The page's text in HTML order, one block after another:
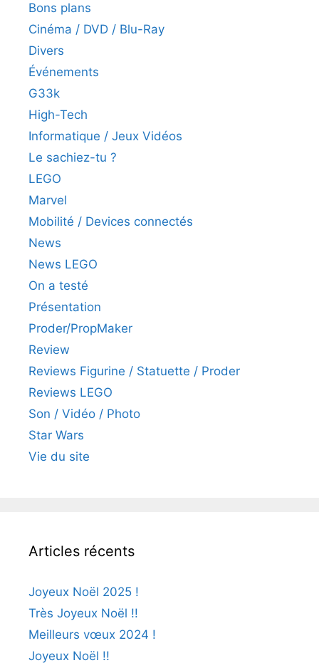
Bons plans
Cinéma / DVD / Blu-Ray
Divers
Événements
G33k
High-Tech
Informatique / Jeux Vidéos
Le sachiez-tu ?
LEGO
Marvel
Mobilité / Devices connectés
News
News LEGO
On a testé
Présentation
Proder/PropMaker
Review
Reviews Figurine / Statuette / Proder
Reviews LEGO
Son / Vidéo / Photo
Star Wars
Vie du site
Articles récents
Joyeux Noël 2025 !
Très Joyeux Noël !!
Meilleurs vœux 2024 !
Joyeux Noël !!